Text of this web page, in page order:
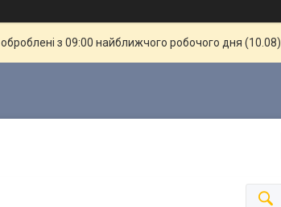
з 09:00 найближчого робочого дня (10.08).